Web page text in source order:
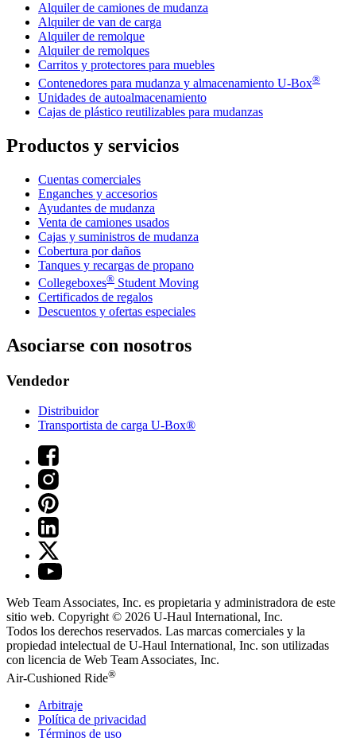
Alquiler de camiones de mudanza
Alquiler de van de carga
Alquiler de remolque
Alquiler de remolques
Carritos y protectores para muebles
Contenedores para mudanza y almacenamiento U-Box®
Unidades de autoalmacenamiento
Cajas de plástico reutilizables para mudanzas
Productos y servicios
Cuentas comerciales
Enganches y accesorios
Ayudantes de mudanza
Venta de camiones usados
Cajas y suministros de mudanza
Cobertura por daños
Tanques y recargas de propano
Collegeboxes® Student Moving
Certificados de regalos
Descuentos y ofertas especiales
Asociarse con nosotros
Vendedor
Distribuidor
Transportista de carga U-Box®
Web Team Associates, Inc. es propietaria y administradora de este
sitio web. Copyright © 2026 U-Haul International, Inc.
Todos los derechos reservados. Las marcas comerciales y la
propiedad intelectual de U-Haul International, Inc. son utilizadas
con licencia de Web Team Associates, Inc.
Air-Cushioned Ride®
Arbitraje
Política de privacidad
Términos de uso